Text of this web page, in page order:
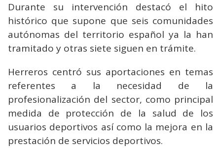
Durante su intervención destacó el hito
histórico que supone que seis comunidades
autónomas del territorio español ya la han
tramitado y otras siete siguen en trámite.
Herreros centró sus aportaciones en temas
referentes a la necesidad de la
profesionalización del sector, como principal
medida de protección de la salud de los
usuarios deportivos así como la mejora en la
prestación de servicios deportivos.